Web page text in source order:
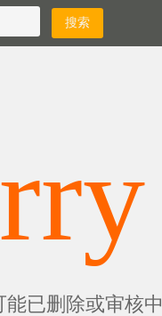
已删除或审核中